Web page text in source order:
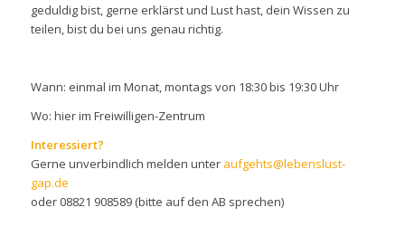
geduldig bist, gerne erklärst und Lust hast, dein Wissen zu
teilen, bist du bei uns genau richtig.
Wann: einmal im Monat, montags von 18:30 bis 19:30 Uhr
Wo: hier im Freiwilligen-Zentrum
Interessiert?
Gerne unverbindlich melden unter aufgehts@lebenslust-
gap.de
oder 08821 908589 (bitte auf den AB sprechen)